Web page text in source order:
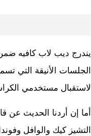
يندرج ديب لاب كافيه
الجلسات الأنيقة التي
لاستقبال مستخدمي
أما إن أردنا الحديث عن
التشيز كيك والوافل